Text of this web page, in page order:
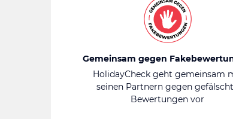
Gemeinsam gegen
HolidayCheck geht gemeinsam
seinen Partnern gegen
Bewertungen vor